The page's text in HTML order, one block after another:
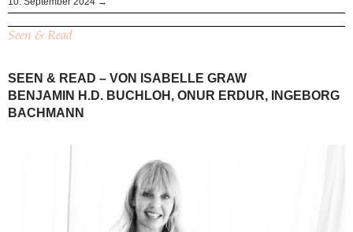
Seen & Read
SEEN & READ – VON ISABELLE GRAW
BENJAMIN H.D. BUCHLOH, ONUR ERDUR, INGEBORG
BACHMANN